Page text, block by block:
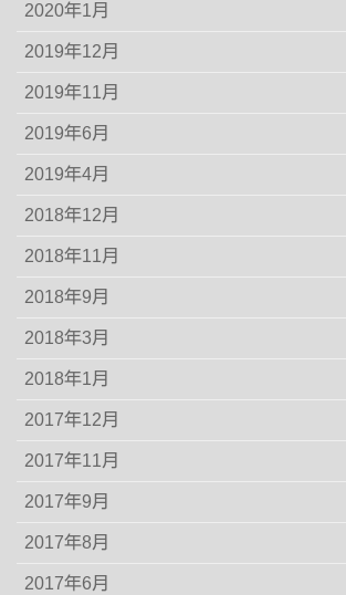
2020年1月
2019年12月
2019年11月
2019年6月
2019年4月
2018年12月
2018年11月
2018年9月
2018年3月
2018年1月
2017年12月
2017年11月
2017年9月
2017年8月
2017年6月